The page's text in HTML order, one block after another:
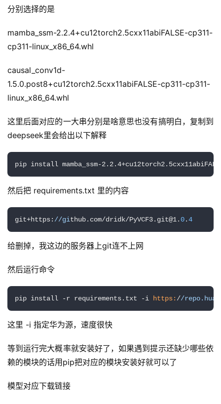
经
程
软
件
应
服
务
项
目
示
词
代
码
用
链
登录
分别选择的是
mamba_ssm-2.2.4+cu12torch2.5cxx11abiFALSE-cp311-
cp311-linux_x86_64.whl
causal_conv1d-
1.5.0.post8+cu12torch2.5cxx11abiFALSE-cp311-cp311-
linux_x86_64.whl
这里后面对应的一大串分别是啥意思也没有搞明白，复制到
deepseek里会给出以下解释
pip install mamba_ssm-
然后把 requirements.txt 里的内容
git+https: //github.com/dridk/PyVCF3.git@1.0.4
给删掉，我这边的服务器上git连不上网
然后运行命令
pip install -r requirements.txt -i https: //
这里 -i 指定华为源，速度很快
等到运行完大概率就安装好了，如果遇到提示还缺少哪些依
赖的模块的话用pip把对应的模块安装好就可以了
模型对应下载链接